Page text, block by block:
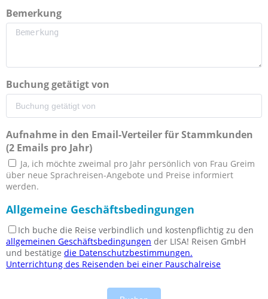
Bemerkung
Buchung getätigt von
Aufnahme in den Email-Verteiler für Stammkunden
(2 Emails pro Jahr)
Ja, ich möchte zweimal pro Jahr persönlich von Frau Greim
über neue Sprachreisen-Angebote und Preise informiert
werden.
Allgemeine Geschäftsbedingungen
Ich buche die Reise verbindlich und kostenpflichtig zu den
allgemeinen Geschäftsbedingungen der LISA! Reisen GmbH
und bestätige die Datenschutzbestimmungen.
Unterrichtung des Reisenden bei einer Pauschalreise